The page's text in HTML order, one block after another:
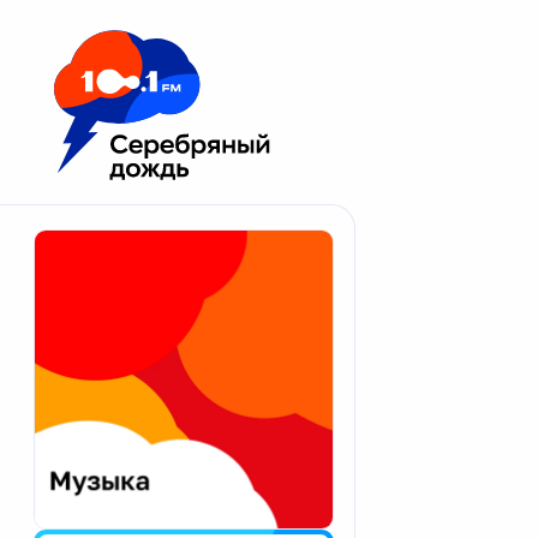
Москва 100.1 FM
Апатиты
Екатеринбург
Калининград
Калуга